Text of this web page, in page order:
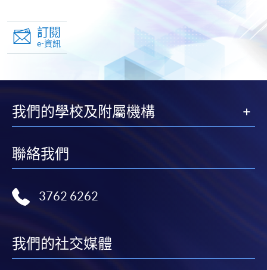
訂閱
e-資訊
我們的學校及附屬機構
聯絡我們
3762 6262
我們的社交媒體